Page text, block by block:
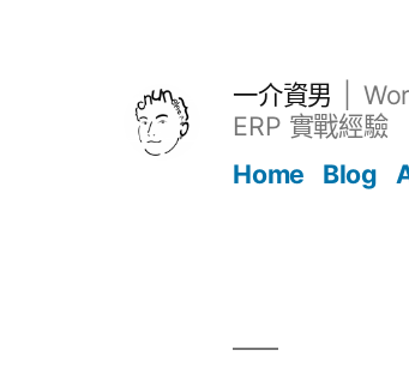
一介資男
ERP 實戰經驗
Home
Blog